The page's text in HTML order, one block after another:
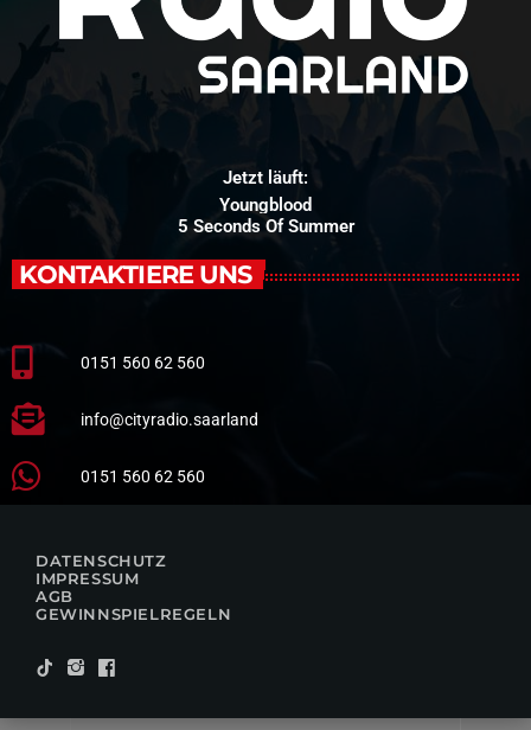
Jetzt läuft:
Youngblood
5 Seconds Of Summer
KONTAKTIERE UNS
0151 560 62 560
info@cityradio.saarland
0151 560 62 560
DATENSCHUTZ
IMPRESSUM
AGB
GEWINNSPIELREGELN